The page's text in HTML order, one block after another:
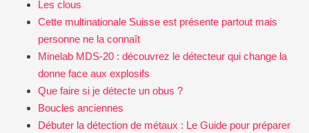
Les clous
Cette multinationale Suisse est présente partout mais
personne ne la connaît
Minelab MDS-20 : découvrez le détecteur qui change la
donne face aux explosifs
Que faire si je détecte un obus ?
Boucles anciennes
Débuter la détection de métaux : Le Guide pour préparer